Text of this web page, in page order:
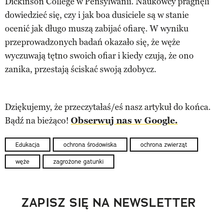
dowiedzieć się, czy i jak boa dusiciele są w stanie
ocenić jak długo muszą zabijać ofiarę. W wyniku
przeprowadzonych badań okazało się, że węże
wyczuwają tętno swoich ofiar i kiedy czują, że ono
zanika, przestają ściskać swoją zdobycz.
Dziękujemy, że przeczytałaś/eś nasz artykuł do końca.
Bądź na bieżąco! Obserwuj nas w Google.
Edukacja ochrona środowiska ochrona zwierząt
węże zagrożone gatunki
ZAPISZ SIĘ NA NEWSLETTER